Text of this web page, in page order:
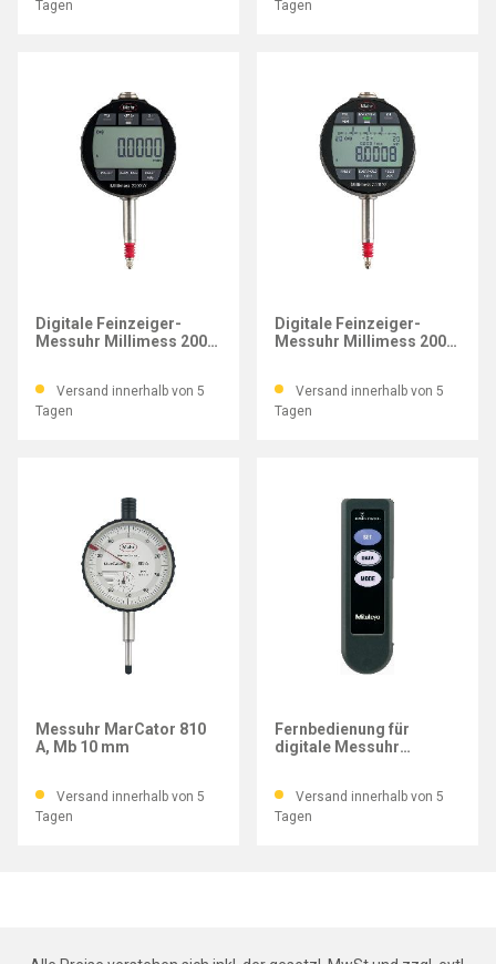
Tagen Tagen
Digitale Feinzeiger-
Messuhr Millimess 2000
Versand innerhalb von 5
Tagen
Digitale Feinzeiger-
Messuhr Millimess 2001
Versand innerhalb von 5
Tagen
Messuhr MarCator 810
A, Mb 10 mm
Versand innerhalb von 5
Tagen
Fernbedienung für
digitale Messuhr
Versand innerhalb von 5
Tagen